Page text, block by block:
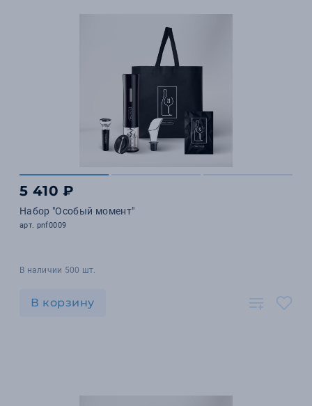
5 410 ₽
Набор "Особый момент"
арт. pnf0009
В наличии 500 шт.
В корзину